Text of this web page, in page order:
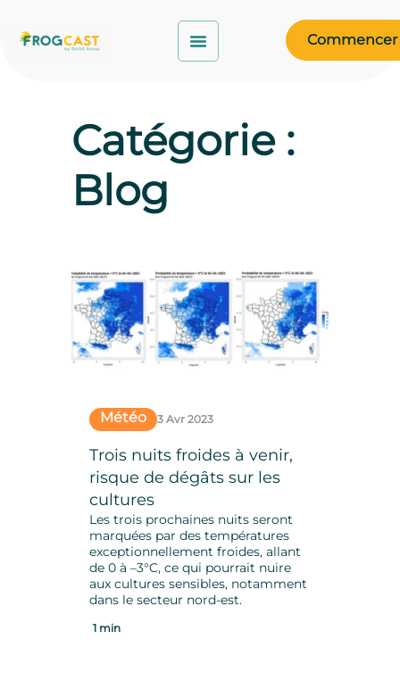
Commencer
Catégorie :
Blog
Météo 3 Avr 2023
Trois nuits froides à venir,
risque de dégâts sur les
cultures
Les trois prochaines nuits seront
marquées par des températures
exceptionnellement froides, allant
de 0 à –3°C, ce qui pourrait nuire
aux cultures sensibles, notamment
dans le secteur nord-est.
1 min